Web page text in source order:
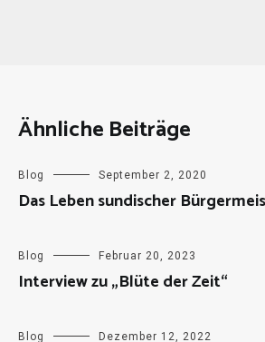
Ähnliche Beiträge
Blog September 2, 2020
Das Leben sundischer
Blog Februar 20, 2023
Interview zu „Blüte der Zeit“
Blog Dezember 12, 2022